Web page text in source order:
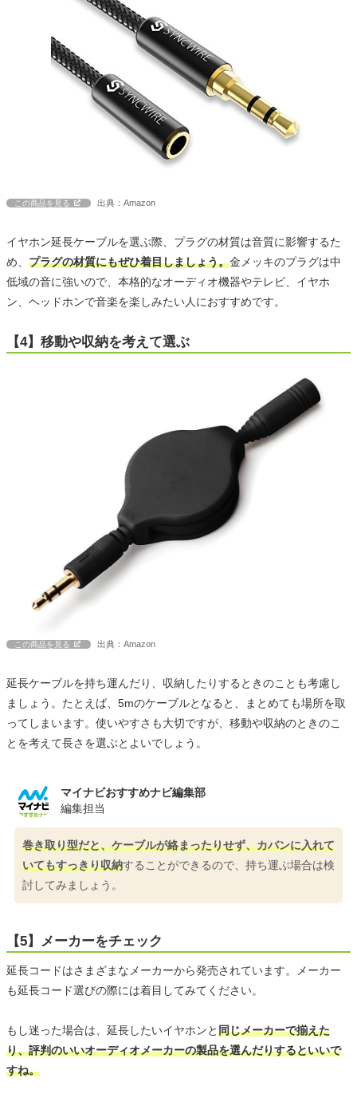
この商品を見る 出典：Amazon
イヤホン延長ケーブルを選ぶ際、プラグの材質は音質に影響するた
め、 プラグの材質にもぜひ着目しましょう。金メッキのプラグは中
低域の音に強いので、本格的なオーディオ機器やテレビ、イヤホ
ン、ヘッドホンで音楽を楽しみたい人におすすめです。
【4】移動や収納を考えて選ぶ
この商品を見る 出典：Amazon
延長ケーブルを持ち運んだり、収納したりするときのことも考慮し
ましょう。たとえば、5mのケーブルとなると、まとめても場所を取
ってしまいます。使いやすさも大切ですが、移動や収納のときのこ
とを考えて長さを選ぶとよいでしょう。
マイナビおすすめナビ編集部
編集担当
巻き取り型だと、ケーブルが絡まったりせず、カバンに入れて
いてもすっきり収納することができるので、持ち運ぶ場合は検
討してみましょう。
【5】メーカーをチェック
延長コードはさまざまなメーカーから発売されています。メーカー
も延長コード選びの際には着目してみてください。
もし迷った場合は、延長したいイヤホンと同じメーカーで揃えた
り、評判のいいオーディオメーカーの製品を選んだりするといいで
すね。